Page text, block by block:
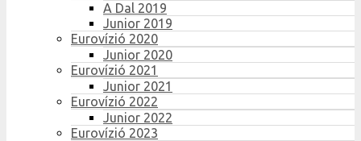
A Dal 2019
Junior 2019
Eurovízió 2020
Junior 2020
Eurovízió 2021
Junior 2021
Eurovízió 2022
Junior 2022
Eurovízió 2023